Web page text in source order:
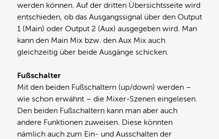
werden können. Auf der dritten Übersichtsseite wird
entschieden, ob das Ausgangssignal über den Output
1 (Main) oder Output 2 (Aux) ausgegeben wird. Man
kann den Main Mix bzw. den Aux Mix auch
gleichzeitig über beide Ausgänge schicken.
Fußschalter
Mit den beiden Fußschaltern (up/down) werden –
wie schon erwähnt – die Mixer-Szenen eingelesen.
Den beiden Fußschaltern kann man aber auch
andere Funktionen zuweisen. Diese könnten
nämlich auch zum Ein- und Ausschalten der